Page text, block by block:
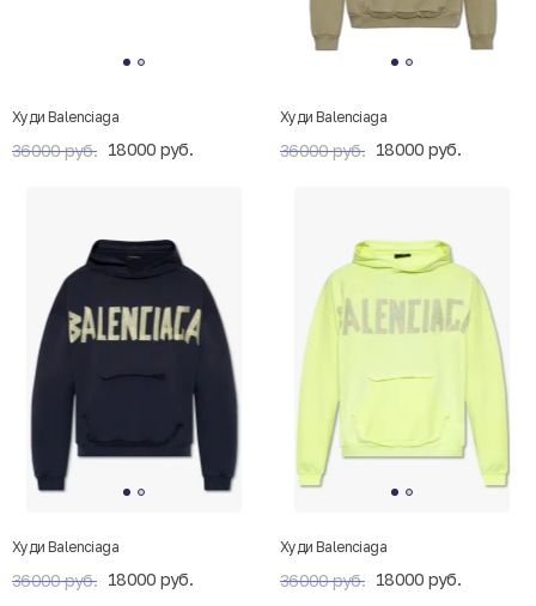
Худи Balenciaga
36000 руб. 18000 руб.
Худи Balenciaga
36000 руб. 18000 руб.
Худи Balenciaga
36000 руб. 18000 руб.
Худи Balenciaga
36000 руб. 18000 руб.